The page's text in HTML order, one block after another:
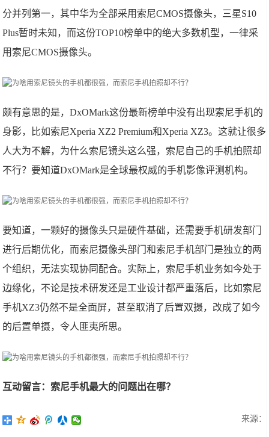
分并列第一，其中华为全部采用索尼CMOS摄像头，三星S10
Plus暂时未知，而这份TOP10榜单中的绝大多数机型，一律采
用索尼CMOS摄像头。
颇有意思的是，DxOMark这份最新榜单中没有出现索尼手机的
身影，比如索尼Xperia XZ2 Premium和Xperia XZ3。这就让很多
人大为不解，为什么索尼镜头这么强，索尼自己的手机拍照却
不行？要知道DxOMark是全球最权威的手机影像评测机构。
要知道，一颗好的摄像头只是硬件基础，还需要手机研发部门
进行后期优化，而索尼摄像头部门和索尼手机部门是独立的两
个组织，无法实现协同配合。实际上，索尼手机业务如今处于
边缘化，不论是技术研发还是工业设计都严重落后，比如索尼
手机XZ3仍然不是全面屏，甚至取消了后置双摄，改成了如今
的后置单摄，令人匪夷所思。
互动留言：索尼手机最大的问题出在哪？
来源：